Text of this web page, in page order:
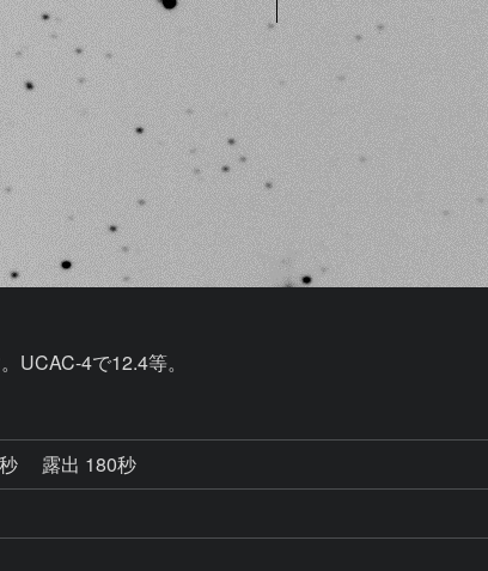
UCAC-4で12.4等。
露出 180秒